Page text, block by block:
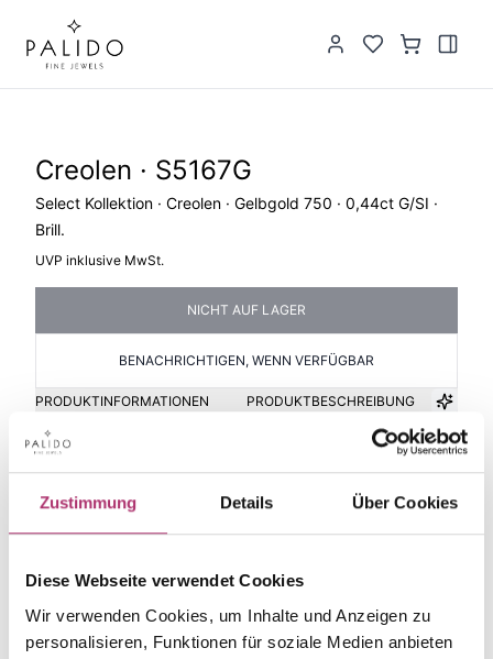
Zustimmung Details Über Cookies
Diese Webseite verwendet Cookies
Wir verwenden Cookies, um Inhalte und Anzeigen zu
personalisieren, Funktionen für soziale Medien anbieten
Creolen · S5167G
Select Kollektion · Creolen · Gelbgold 750 · 0,44ct G/SI ·
Brill.
UVP inklusive MwSt.
NICHT AUF LAGER
BENACHRICHTIGEN, WENN VERFÜGBAR
PRODUKTINFORMATIONEN PRODUKTBESCHREIBUNG
Artikelgruppe
Creolen
Material
Gewicht
Laufnummer
9010595777356
-